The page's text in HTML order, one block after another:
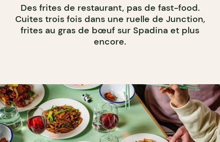
Des frites de restaurant, pas de fast-food.
Cuites trois fois dans une ruelle de Junction,
frites au gras de bœuf sur Spadina et plus
encore.